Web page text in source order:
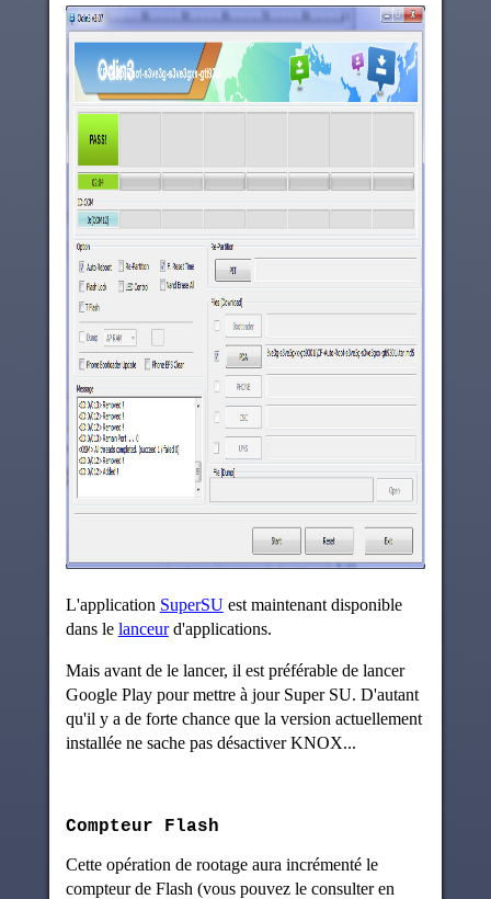
L'application SuperSUest maintenant disponible
dans le lanceurd'applications.
Mais avant de le lancer, il est préférable de lancer
Google Play pour mettre à jour Super SU. D'autant
qu'il y a de forte chance que la version actuellement
installée ne sache pas désactiver KNOX...
Compteur Flash
Cette opération de rootage aura incrémenté le
compteur de Flash (vous pouvez le consulter en